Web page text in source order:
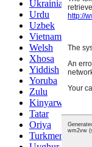
Ukrainian
Urdu
Uzbek
Vietnamese
Welsh
Xhosa
Yiddish
Yoruba
Zulu
Kinyarwanda
Tatar
Oriya
Turkmen